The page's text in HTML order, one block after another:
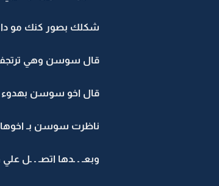
شكلك بصور كنك مو
قال سوسن وهي ترتجف
قال اخو سوسن بهدوء
ناظرت سوسن بـ اخوها
وبعـ ـ ـدها اتصـ ـ ـل علي